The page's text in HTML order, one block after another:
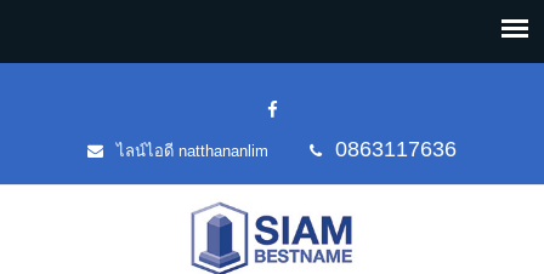
ไลน์ไอดี natthananlim 0863117636